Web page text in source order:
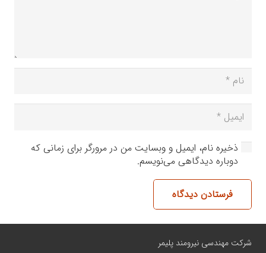
ذخیره نام، ایمیل و وبسایت من در مرورگر برای زمانی که
دوباره دیدگاهی می‌نویسم.
فرستادن دیدگاه
شرکت مهندسی نیرومند پلیمر